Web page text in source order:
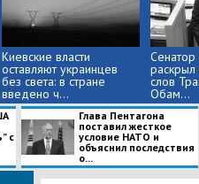
Киевские власти
оставляют украинцев
без света: в стране
введено ч...
раскрыл
слов
Обам...
с
Глава Пентагона
поставил жесткое
условие НАТО и
объяснил последствия
о...